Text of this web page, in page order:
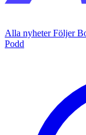
Alla nyheterFöljer
Podd